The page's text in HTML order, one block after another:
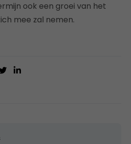
ook een groei van het
mee zal nemen.